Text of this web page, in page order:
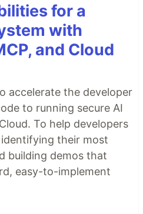
for a
with
and Cloud
accelerate the developer
to running secure AI
To help developers
their most
building demos that
easy-to-implement